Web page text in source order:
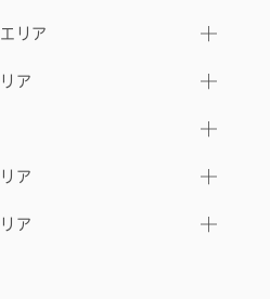
リア
ア
ア
ア